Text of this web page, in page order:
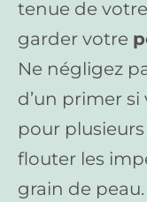
tenue de
garder votre
Ne négligez
d’un primer
pour
flouter les
grain de